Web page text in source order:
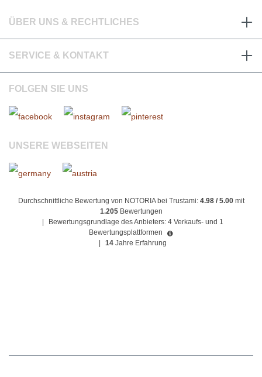
ÜBER UNS & RECHTLICHES
SERVICE & KONTAKT
FOLGEN SIE UNS
UNSERE WEBSEITEN
Durchschnittliche Bewertung von NOTORIA bei Trustami: 4.98 / 5.00mit
1.205 Bewertungen
Bewertungsgrundlage des Anbieters: 4 Verkaufs- und 1
Bewertungsplattformen
14 Jahre Erfahrung